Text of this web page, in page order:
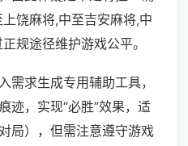
饶麻将,中至吉安麻将,中
规途径维护游戏公平。
需求生成专用辅助工具，
迹，实现“必胜”效果，适
局），但需注意遵守游戏